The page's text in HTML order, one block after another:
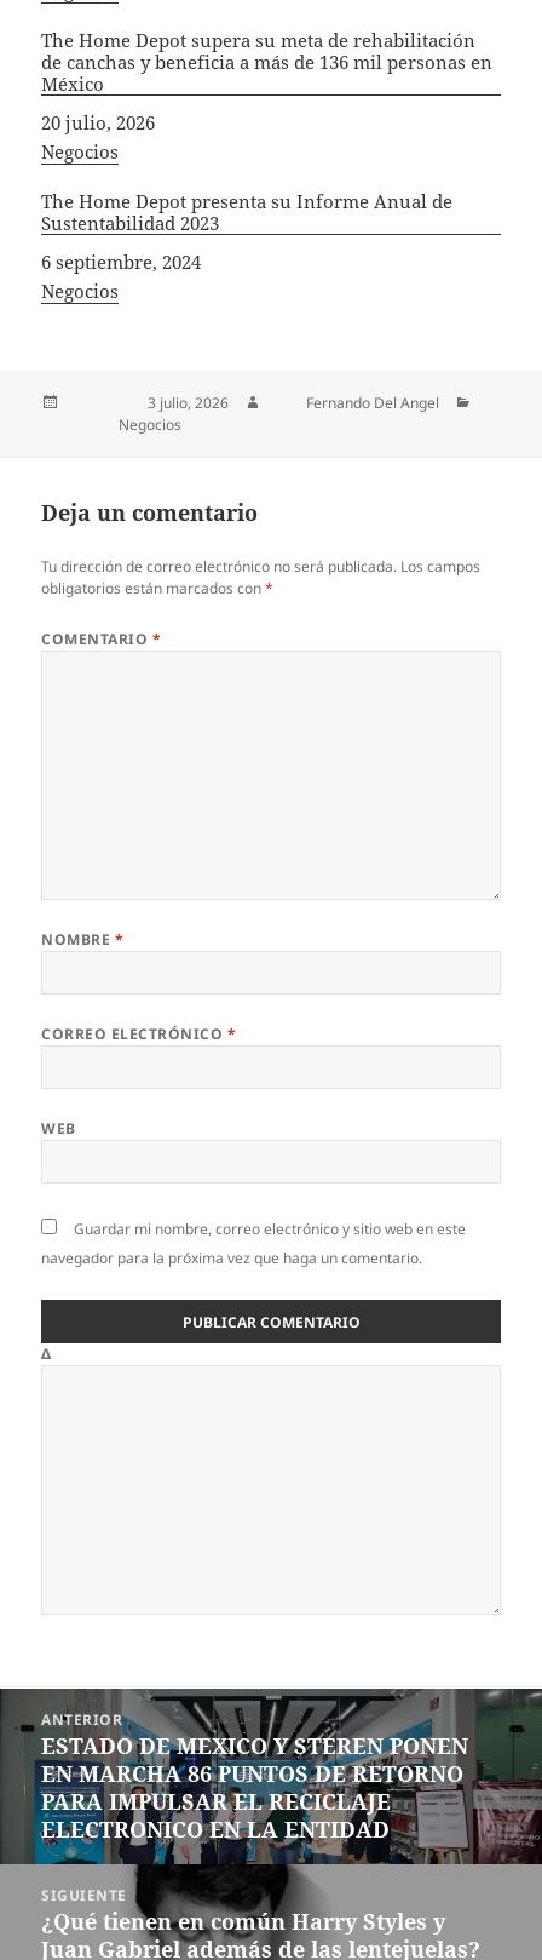
The Home Depot supera su meta de rehabilitación
de canchas y beneficia a más de 136 mil personas en
México
Fecha
20 julio, 2026
In relation to
Negocios
The Home Depot presenta su Informe Anual de
Sustentabilidad 2023
Fecha
6 septiembre, 2024
In relation to
Negocios
Publicado el3 julio, 2026
Fernando Del Angel
Negocios
Deja un comentario
Tu dirección de correo electrónico no será publicada. Los campos
obligatorios están marcados con*
COMENTARIO *
NOMBRE *
CORREO ELECTRÓNICO *
WEB
Guardar mi nombre, correo electrónico y sitio web en este
navegador para la próxima vez que haga un comentario.
Δ
Navegación
de
entradas
ANTERIOR
Entrada
anterior:
ESTADO DE MEXICO Y STEREN PONEN
EN MARCHA 86 PUNTOS DE RETORNO
PARA IMPULSAR EL RECICLAJE
ELECTRONICO EN LA ENTIDAD
SIGUIENTE
Siguiente
entrada:
¿Qué tienen en común Harry Styles y
Juan Gabriel además de las lentejuelas?